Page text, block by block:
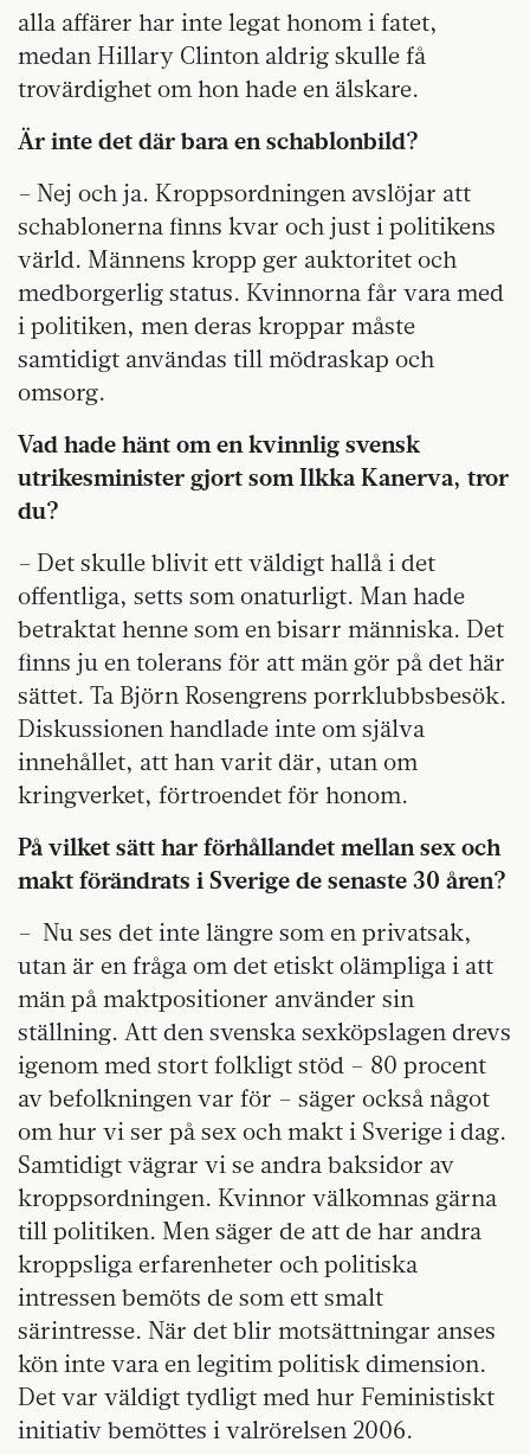
alla affärer har inte legat honom i fatet,
medan Hillary Clinton aldrig skulle få
trovärdighet om hon hade en älskare.
Är inte det där bara en schablonbild?
– Nej och ja. Kroppsordningen avslöjar att
schablonerna finns kvar och just i politikens
värld. Männens kropp ger auktoritet och
medborgerlig status. Kvinnorna får vara med
i politiken, men deras kroppar måste
samtidigt användas till mödraskap och
omsorg.
Vad hade hänt om en kvinnlig svensk
utrikesminister gjort som Ilkka Kanerva, tror
du?
– Det skulle blivit ett väldigt hallå i det
offentliga, setts som onaturligt. Man hade
betraktat henne som en bisarr människa. Det
finns ju en tolerans för att män gör på det här
sättet. Ta Björn Rosengrens porrklubbsbesök.
Diskussionen handlade inte om själva
innehållet, att han varit där, utan om
kringverket, förtroendet för honom.
På vilket sätt har förhållandet mellan sex och
makt förändrats i Sverige de senaste 30 åren?
– Nu ses det inte längre som en privatsak,
utan är en fråga om det etiskt olämpliga i att
män på maktpositioner använder sin
ställning. Att den svenska sexköpslagen drevs
igenom med stort folkligt stöd – 80 procent
av befolkningen var för – säger också något
om hur vi ser på sex och makt i Sverige i dag.
Samtidigt vägrar vi se andra baksidor av
kroppsordningen. Kvinnor välkomnas gärna
till politiken. Men säger de att de har andra
kroppsliga erfarenheter och politiska
intressen bemöts de som ett smalt
särintresse. När det blir motsättningar anses
kön inte vara en legitim politisk dimension.
Det var väldigt tydligt med hur Feministiskt
initiativ bemöttes i valrörelsen 2006.